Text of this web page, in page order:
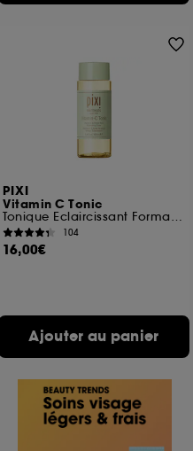
PIXI
Vitamin C Tonic
Tonique Eclaircissant Format Voyage
104
16,00€
Ajouter au panier